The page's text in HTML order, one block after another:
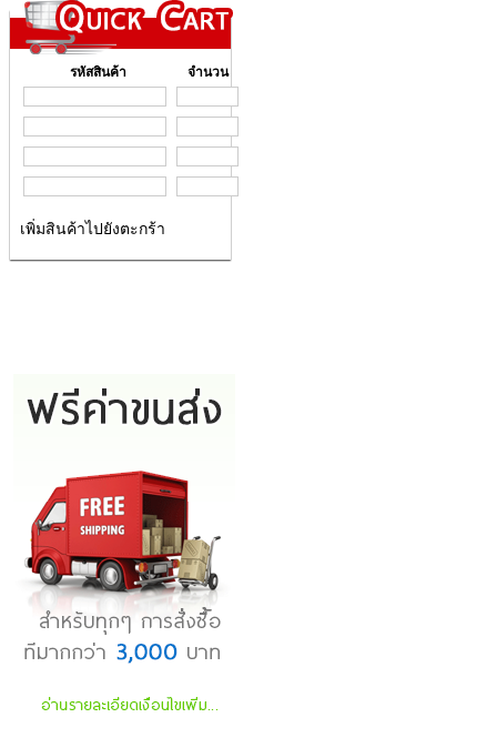
รหัสสินค้า จำนวน
เพิ่มสินค้าไปยังตะกร้า